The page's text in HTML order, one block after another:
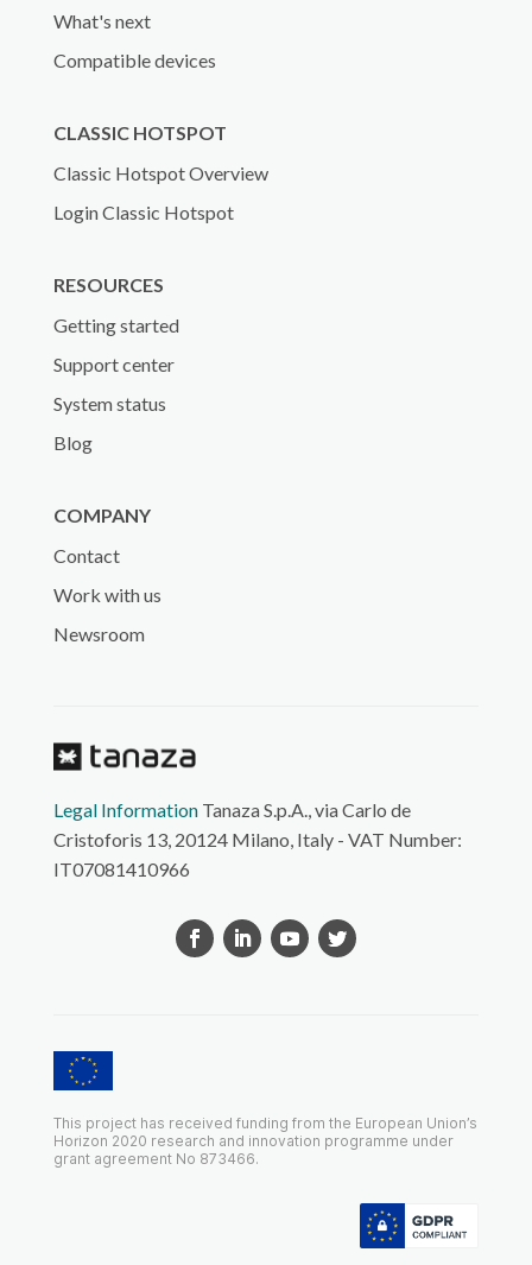
What's next
Compatible devices
CLASSIC HOTSPOT
Classic Hotspot Overview
Login Classic Hotspot
RESOURCES
Getting started
Support center
System status
Blog
COMPANY
Contact
Work with us
Newsroom
Legal InformationTanaza S.p.A., via Carlo de
Cristoforis 13, 20124 Milano, Italy - VAT Number:
IT07081410966
This project has received funding from the European Union’s
Horizon 2020 research and innovation programme under
grant agreement No 873466.